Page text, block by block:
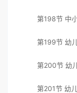
第198节 中
第199节 幼
第200节 幼
第201节 幼